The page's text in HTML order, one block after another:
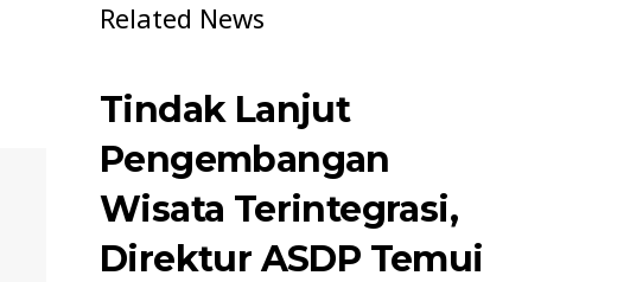
Related News
Tindak Lanjut
Pengembangan
Wisata Terintegrasi,
Direktur ASDP Temui